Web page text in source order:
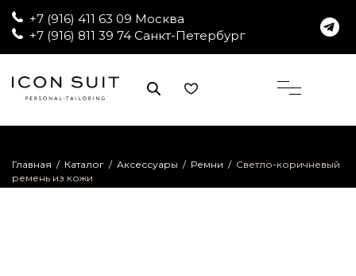
+7 (916) 411 63 09 Москва
+7 (916) 811 39 74 Санкт-Петербург
Главная / Каталог / Аксессуары / Ремни / Светло-коричневый
ремень из кожи